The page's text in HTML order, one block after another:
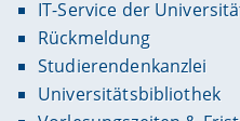
IT-Service der
Rückmeldung
Studierendenkanzlei
Universitätsbibliothek